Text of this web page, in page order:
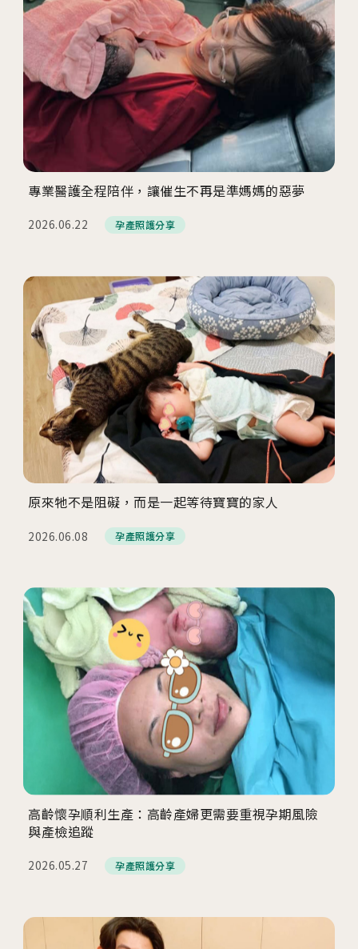
專業醫護全程陪伴，讓催生不再是準媽媽的惡夢
2026.06.22 孕產照護分享
原來牠不是阻礙，而是一起等待寶寶的家人
2026.06.08 孕產照護分享
高齡懷孕順利生產：高齡產婦更需要重視孕期風險
與產檢追蹤
2026.05.27 孕產照護分享